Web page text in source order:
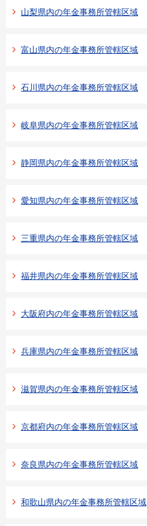
山梨県内の年金事務所管轄区域
富山県内の年金事務所管轄区域
石川県内の年金事務所管轄区域
岐阜県内の年金事務所管轄区域
静岡県内の年金事務所管轄区域
愛知県内の年金事務所管轄区域
三重県内の年金事務所管轄区域
福井県内の年金事務所管轄区域
大阪府内の年金事務所管轄区域
兵庫県内の年金事務所管轄区域
滋賀県内の年金事務所管轄区域
京都府内の年金事務所管轄区域
奈良県内の年金事務所管轄区域
和歌山県内の年金事務所管轄区域